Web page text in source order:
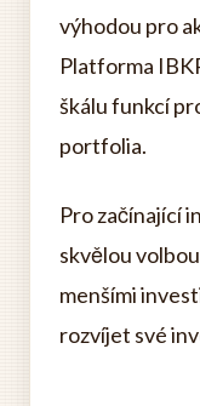
výhodou pro
Platforma
škálu funkcí
portfolia.
Pro začínající
skvělou
menšími
rozvíjet své